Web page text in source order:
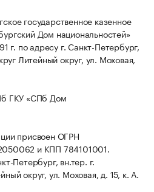
государственное казенное
Дом национальностей»
г. по адресу г. Санкт-Петербург,
Литейный округ, ул. Моховая,
ГКУ «СПб Дом
присвоен ОГРН
и КПП 784101001.
Петербург, вн.тер. г.
округ, ул. Моховая, д. 15, к. А.